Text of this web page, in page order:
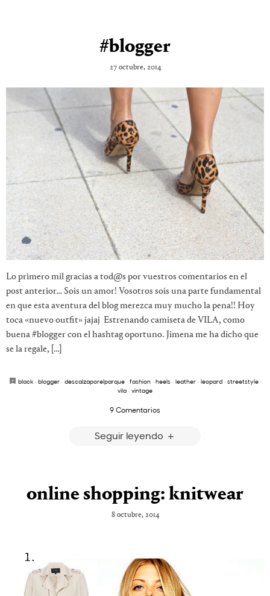
#blogger
27 octubre, 2014
Lo primero mil gracias a tod@s por vuestros comentarios en el
post anterior… Sois un amor! Vosotros sois una parte fundamental
en que esta aventura del blog merezca muy mucho la pena!! Hoy
toca «nuevo outfit» jajaj Estrenando camiseta de VILA, como
buena #blogger con el hashtag oportuno. Jimena me ha dicho que
se la regale, […]
black· blogger· descalzaporelparque· fashion· heels· leather· leopard· streetstyle·
vila · vintage
9 Comentarios
Seguir leyendo
online shopping: knitwear
8 octubre, 2014